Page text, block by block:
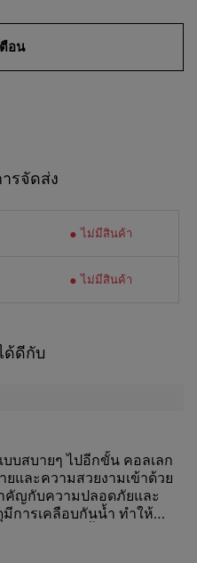
อน
รจัดส่ง
ไม่มีสินค้า
ไม่มีสินค้า
ด้ดีกับ
บบสบายๆ ไปอีกขั้น คอลเลก
และความสวยงามเข้าด้วย
ญกับความปลอดภัยและ
การเคลือบกันน้ำ ทำให้
งหรือการสำรวจในเมืองไม่
Ecodiver ยังผลิตจากวัสดุ
คิลเคลือบกันน้ำ
ะภายใน